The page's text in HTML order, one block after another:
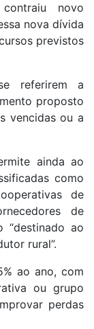
novo
nova dívida
previstos
referirem a
proposto
vencidas ou a
ainda ao
como
de
de
“destinado ao
rural”.
ao ano, com
ou grupo
perdas